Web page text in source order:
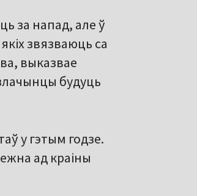
за напад, але ў
звязваюць са
выказвае
будуць
у гэтым годзе.
ад краіны